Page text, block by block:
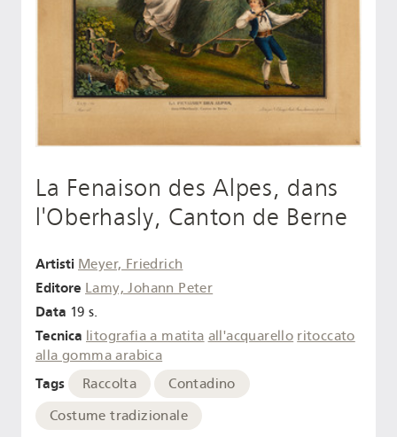
La Fenaison des Alpes, dans
l'Oberhasly, Canton de Berne
Artisti Meyer, Friedrich
Editore Lamy, Johann Peter
Data 19 s.
Tecnica litografia a matita all'acquarello ritoccato
alla gomma arabica
Tags Raccolta
Contadino
Costume tradizionale